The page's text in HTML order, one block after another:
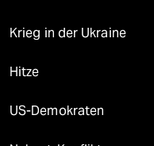
Krieg in der Ukraine
Hitze
US-Demokraten